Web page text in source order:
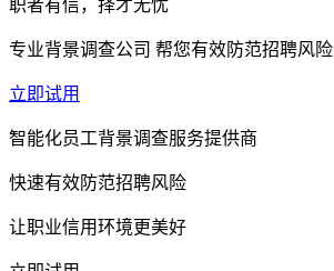
职者有信，择才无忧
专业背景调查公司 帮您有效防范招聘风险
立即试用
智能化员工背景调查服务提供商
快速有效防范招聘风险
让职业信用环境更美好